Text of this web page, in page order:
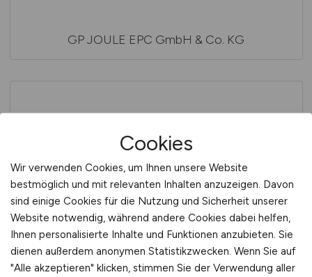
GP JOULE EPC GmbH & Co. KG
GRIMME Landmaschinenfabrik SE & Co. KG
Cookies
Wir verwenden Cookies, um Ihnen unsere Website
bestmöglich und mit relevanten Inhalten anzuzeigen. Davon
sind einige Cookies für die Nutzung und Sicherheit unserer
Website notwendig, während andere Cookies dabei helfen,
Ihnen personalisierte Inhalte und Funktionen anzubieten. Sie
dienen außerdem anonymen Statistikzwecken. Wenn Sie auf
"Alle akzeptieren" klicken, stimmen Sie der Verwendung aller